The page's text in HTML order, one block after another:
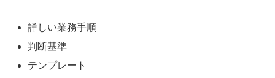
詳しい業務手順
判断基準
テンプレート